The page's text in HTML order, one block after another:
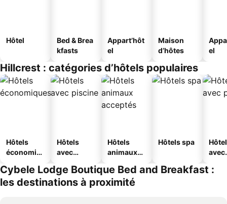
Hôtel
Bed & Brea
kfasts
Appart’hôt
el
Maison
d’hôtes
el
Hillcrest : catégories d’hôtels populaires
Hôtels
économiq
Hôtels
avec
Hôtels
animaux
Hôtels spa
avec
Cybele Lodge Boutique Bed and Breakfast :
les destinations à proximité